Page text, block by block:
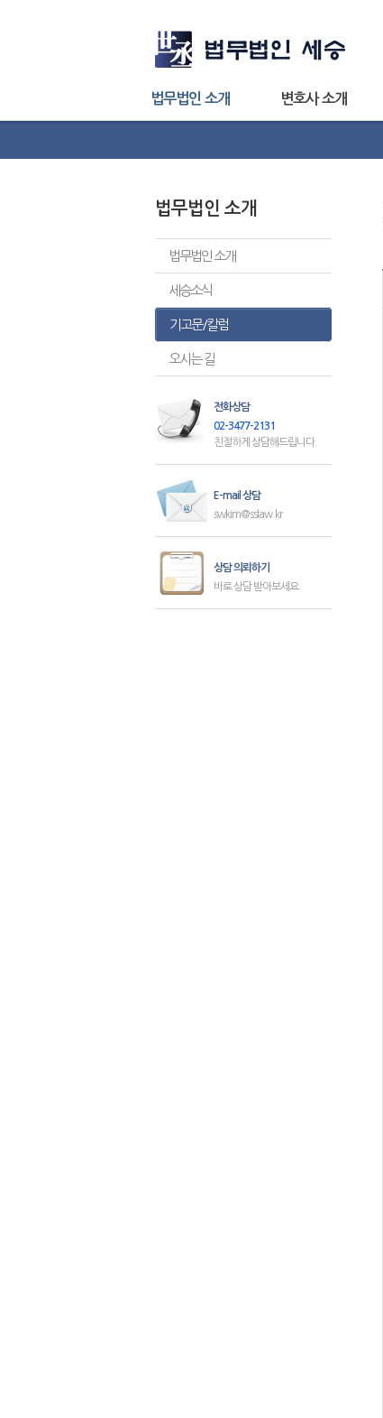
법무법인 소개 변호사 소개
법무법인 소개
법무법인 소개
세승소식
기고문/칼럼
오시는 길
전화상담
02-3477-2131
친절하게 상담해드립니다.
E-mail 상담
swkim@sslaw.kr
상담 의뢰하기
바로 상담 받아보세요.